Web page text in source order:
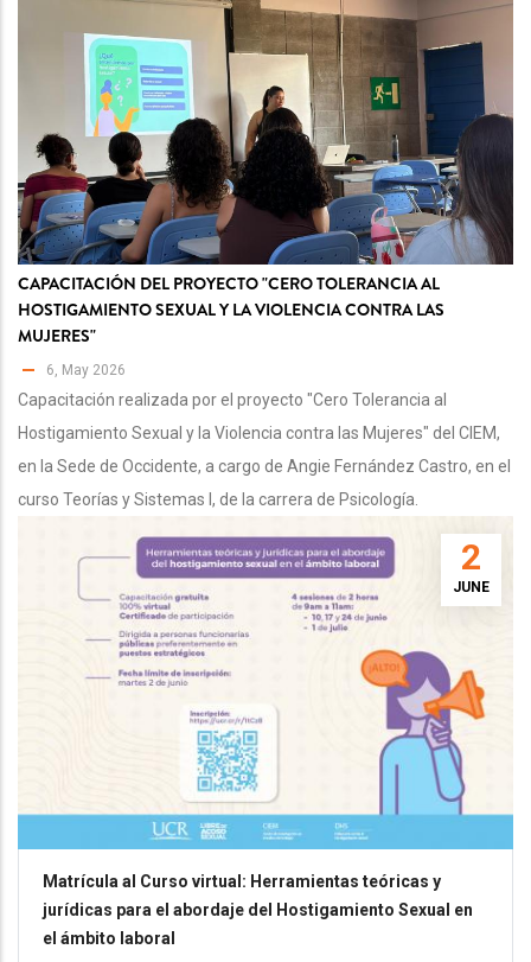
CAPACITACIÓN DEL PROYECTO "CERO TOLERANCIA AL
HOSTIGAMIENTO SEXUAL Y LA VIOLENCIA CONTRA LAS
MUJERES"
6, May 2026
Capacitación realizada por el proyecto "Cero Tolerancia al
Hostigamiento Sexual y la Violencia contra las Mujeres" del CIEM,
en la Sede de Occidente, a cargo de Angie Fernández Castro, en el
curso Teorías y Sistemas I, de la carrera de Psicología.
2
JUNE
Matrícula al Curso virtual: Herramientas teóricas y
jurídicas para el abordaje del Hostigamiento Sexual en
el ámbito laboral